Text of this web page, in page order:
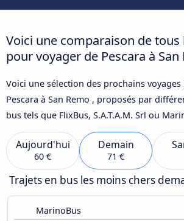
Voici une comparaison de tous
pour voyager de Pescara à San
Voici une sélection des prochains
Pescara à San Remo , proposés par
bus tels que FlixBus, S.A.T.A.M. Srl ou
Aujourd'hui
60 €
Demain
71 €
Trajets en bus les moins chers
MarinoBus